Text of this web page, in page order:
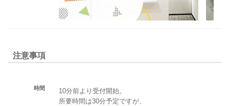
注意事項
時間
10分前より受付開始。
所要時間は30分予定ですが、